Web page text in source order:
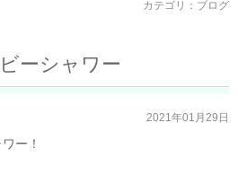
カテゴリ： ブログ
ーシャワー
2021年01月29日
ー！